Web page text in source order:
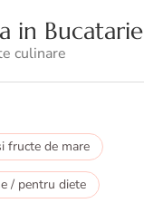
in Bucatarie
culinare
fructe de mare
/ pentru diete